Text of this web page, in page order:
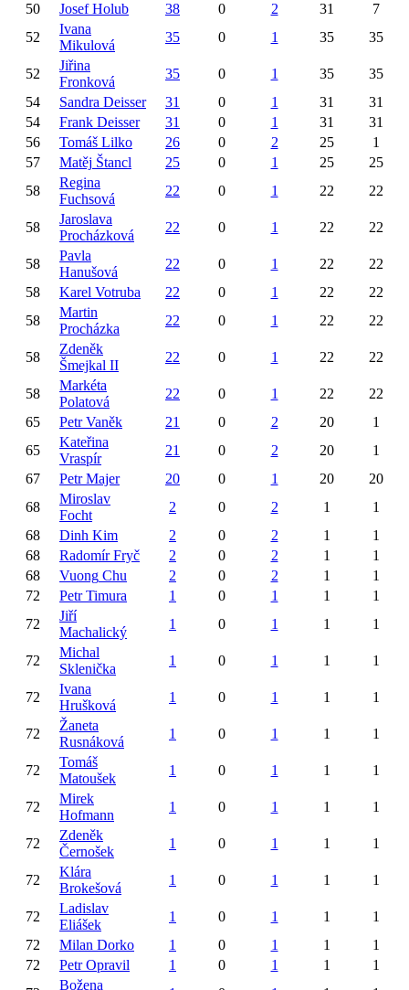
50
Josef Holub 38 0 2 31
7
52
Ivana
Mikulová
35 0 1 35 35
52
Jiřina
Fronková
35 0 1 35
35
54
Sandra Deisser 31 0 1 31
31
54
Frank Deisser 31 0 1 31
31
56
Tomáš Lilko 26 0 2 25
1
57
Matěj Štancl 25 0 1 25
25
58
Regina
Fuchsová
22 0 1 22 22
58
Jaroslava
Procházková
22 0 1 22 22
58
Pavla
Hanušová
22 0 1 22
22
58
Karel Votruba 22 0 1 22
22
58
Martin
Procházka
22 0 1 22 22
58
Zdeněk
Šmejkal II
22 0 1 22 22
58
Markéta
Polatová
22 0 1 22
22
65
Petr Vaněk 21 0 2 20
1
65
Kateřina
Vraspír
21 0 2 20
1
67
Petr Majer 20 0 1 20
20
68
Miroslav
Focht
2 0 2 1
1
68
Dinh Kim 2 0 2 1
1
68
Radomír Fryč 2 0 2 1
1
68
Vuong Chu 2 0 2 1
1
72
Petr Timura 1 0 1 1
1
72
Jiří
Machalický
1 0 1 1 1
72
Michal
Sklenička
1 0 1 1 1
72
Ivana
Hrušková
1 0 1 1 1
72
Žaneta
Rusnáková
1 0 1 1 1
72
Tomáš
Matoušek
1 0 1 1 1
72
Mirek
Hofmann
1 0 1 1 1
72
Zdeněk
Černošek
1 0 1 1 1
72
Klára
Brokešová
1 0 1 1 1
72
Ladislav
Eliášek
1 0 1 1
1
72
Milan Dorko 1 0 1 1
1
72
Petr Opravil 1 0 1 1
1
Božena